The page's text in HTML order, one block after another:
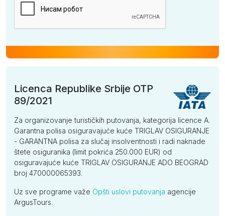
Licenca Republike Srbije OTP
89/2021
Za organizovanje turističkih putovanja, kategorija licence A.
Garantna polisa osiguravajuće kuće TRIGLAV OSIGURANJE
- GARANTNA polisa za slučaj insolventnosti i radi naknade
štete osiguranika (limit pokrića 250.000 EUR) od
osiguravajuće kuće TRIGLAV OSIGURANJE ADO BEOGRAD
broj 470000065393.
Uz sve programe važe Opšti uslovi putovanja agencije
ArgusTours.